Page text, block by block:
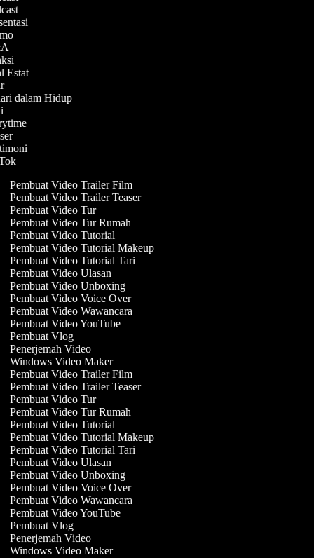
Estat
dalam Hidup
Pembuat Video Trailer Film
Pembuat Video Trailer Teaser
Pembuat Video Tur
Pembuat Video Tur Rumah
Pembuat Video Tutorial
Pembuat Video Tutorial Makeup
Pembuat Video Tutorial Tari
Pembuat Video Ulasan
Pembuat Video Unboxing
Pembuat Video Voice Over
Pembuat Video Wawancara
Pembuat Video YouTube
Pembuat Vlog
Penerjemah Video
Windows Video Maker
Pembuat Video Trailer Film
Pembuat Video Trailer Teaser
Pembuat Video Tur
Pembuat Video Tur Rumah
Pembuat Video Tutorial
Pembuat Video Tutorial Makeup
Pembuat Video Tutorial Tari
Pembuat Video Ulasan
Pembuat Video Unboxing
Pembuat Video Voice Over
Pembuat Video Wawancara
Pembuat Video YouTube
Pembuat Vlog
Penerjemah Video
Windows Video Maker